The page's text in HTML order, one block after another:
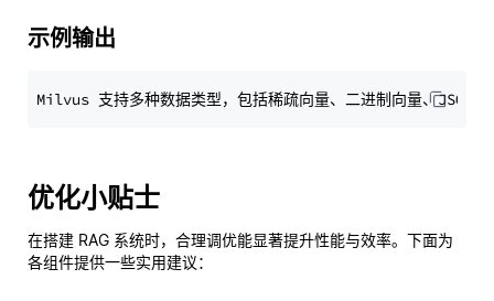
示例输出
优化小贴士
在搭建 RAG 系统时，合理调优能显著提升性能与效率。下面为
各组件提供一些实用建议：